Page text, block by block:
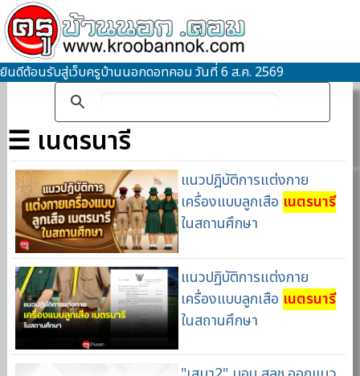
ยินดีต้อนรับสู่เว็บครูบ้านนอกดอทคอม วันที่ 6 ส.ค. 2569
☰ เนตรนารี
แนวปฎิบัติการแต่งกาย
เครื่องแบบลูกเสือ เนตรนารี
ในสถานศึกษา
แนวปฏิบัติการแต่งกาย
เครื่องแบบลูกเสือ เนตรนารี
ในสถานศึกษา